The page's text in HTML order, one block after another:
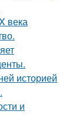
века
историей
и